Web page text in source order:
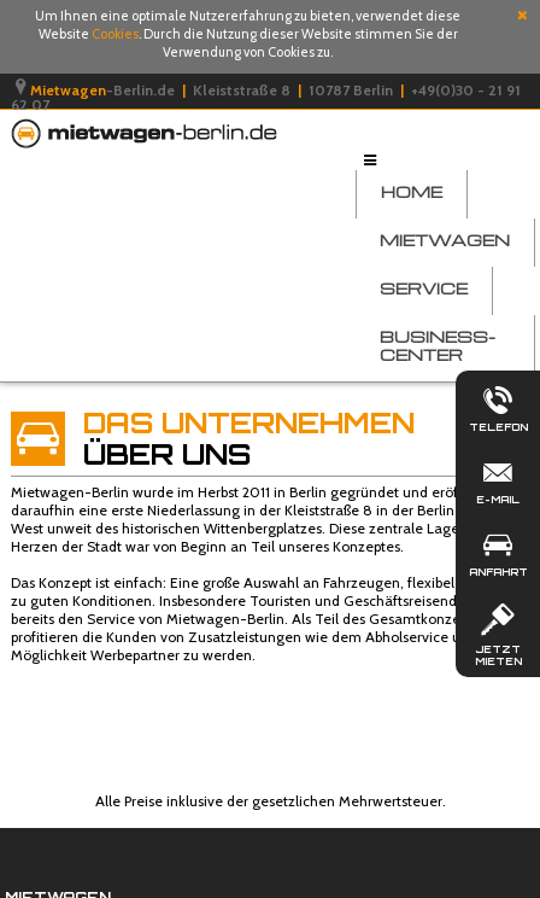
Um Ihnen eine optimale Nutzererfahrung zu bieten, verwendet diese
Website Cookies. Durch die Nutzung dieser Website stimmen Sie der
Verwendung von Cookies zu.
Mietwagen-Berlin.de | Kleiststraße 8 | 10787 Berlin | +49(0)30 - 21 91
62 07
HOME
MIETWAGEN
SERVICE
BUSINESS-
CENTER
TELEFON
E-MAIL
ANFAHRT
JETZT
MIETEN
DAS UNTERNEHMEN
ÜBER UNS
Mietwagen-Berlin wurde im Herbst 2011 in Berlin gegründet und eröffnete
daraufhin eine erste Niederlassung in der Kleiststraße 8 in der Berliner City
West unweit des historischen Wittenbergplatzes. Diese zentrale Lage im
Herzen der Stadt war von Beginn an Teil unseres Konzeptes.
Das Konzept ist einfach: Eine große Auswahl an Fahrzeugen, flexibel mietbar,
zu guten Konditionen. Insbesondere Touristen und Geschäftsreisende nutzen
bereits den Service von Mietwagen-Berlin. Als Teil des Gesamtkonzeptes
profitieren die Kunden von Zusatzleistungen wie dem Abholservice und der
Möglichkeit Werbepartner zu werden.
Alle Preise inklusive der gesetzlichen Mehrwertsteuer.